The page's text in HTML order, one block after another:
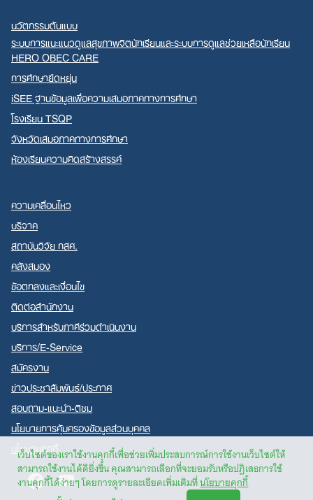
เว็บไซต์ของเราใช้งานคุกกี้เพื่อช่วยเพิ่มประสบการณ์การใช้งานเว็บไซต์ให้
สามารถใช้งานได้ดียิ่งขึ้น คุณสามารถเลือกที่จะยอมรับหรือปฏิเสธการใช้
งานคุกกี้ได้ง่ายๆ โดยการดูรายละเอียดเพิ่มเติมที่นโยบายคุกกี้
นวัตกรรมต้นแบบ
ระบบการแนะแนวดูแลสุขภาพจิตนักเรียนและระบบการดูแลช่วยเหลือนักเรียน
HERO OBEC CARE
การศึกษายืดหยุ่น
iSEE ฐานข้อมูลเพื่อความเสมอภาคทางการศึกษา
โรงเรียน TSQP
จังหวัดเสมอภาคทางการศึกษา
ห้องเรียนความคิดสร้างสรรค์
ความเคลื่อนไหว
บริจาค
สถาบันวิจัย กสศ.
คลังสมอง
ข้อตกลงและเงื่อนไข
ติดต่อสำนักงาน
บริการสำหรับภาคีร่วมดำเนินงาน
บริการ/E-Service
สมัครงาน
ข่าวประชาสัมพันธ์/ประกาศ
สอบถาม-แนะนำ-ติชม
นโยบายการคุ้มครองข้อมูลส่วนบุคคล
นโยบายคุกกี้
FacebookYoutube